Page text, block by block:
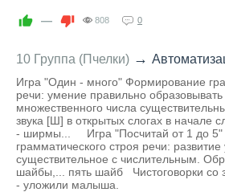
— 808 0
10 Группа (Пчелки) →
Игра "Один - много" Формирование
речи: умение правильно
множественного числа
звука [Ш] в открытых слогах в начале
- ширмы... Игра "Посчитай от 1 до 5"
грамматического строя речи:
существительное с числительным.
шайбы,... пять шайб Чистоговорки
- уложили малыша.